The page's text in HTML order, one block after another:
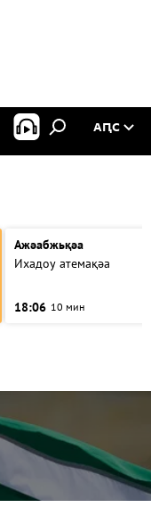
АԤС
Ажәабжьқәа
Ихадоу атемақәа
18:06 10 мин